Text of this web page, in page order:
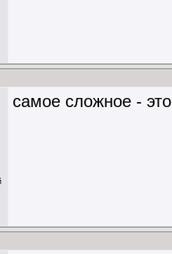
самое сложное -